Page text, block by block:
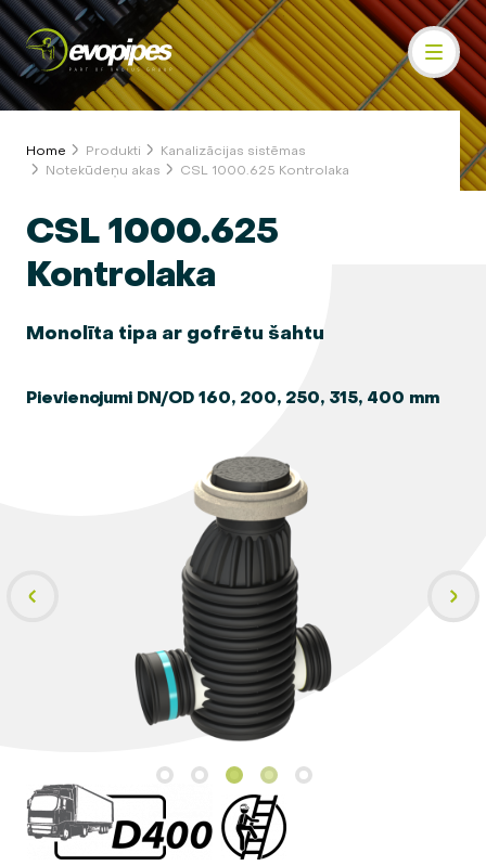
Home Produkti
Kanalizācijas sistēmas
Notekūdeņu akas
CSL 1000.625 Kontrolaka
CSL 1000.625
Kontrolaka
Monolīta tipa ar gofrētu šahtu
Pievienojumi DN/OD 160, 200, 250, 315, 400 mm